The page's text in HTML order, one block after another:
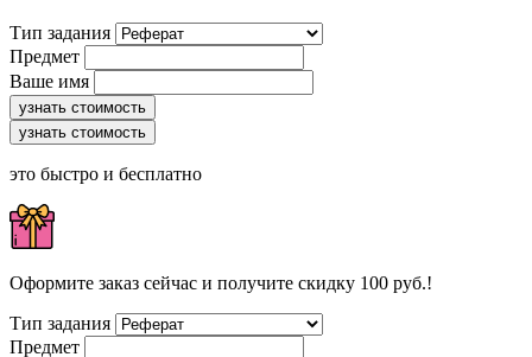
Тип задания
Предмет
Ваше имя
узнать стоимость
узнать стоимость
это быстро и бесплатно
Оформите заказ сейчас и получите скидку 100 руб.!
Тип задания
Предмет